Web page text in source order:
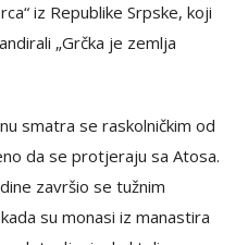
iz Republike Srpske, koji
„Grčka je zemlja
smatra se raskolničkim od
da se protjeraju sa Atosa.
završio se tužnim
su monasi iz manastira